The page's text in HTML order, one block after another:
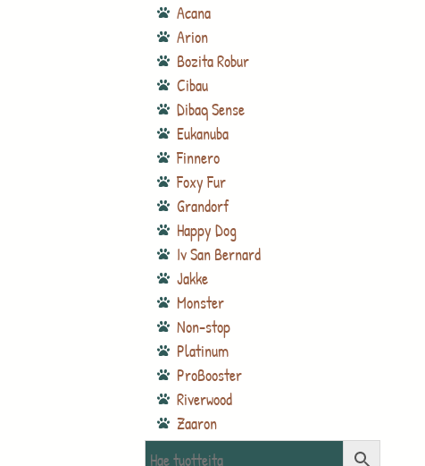
Acana
Arion
Bozita Robur
Cibau
Dibaq Sense
Eukanuba
Finnero
Foxy Fur
Grandorf
Happy Dog
Iv San Bernard
Jakke
Monster
Non-stop
Platinum
ProBooster
Riverwood
Zaaron